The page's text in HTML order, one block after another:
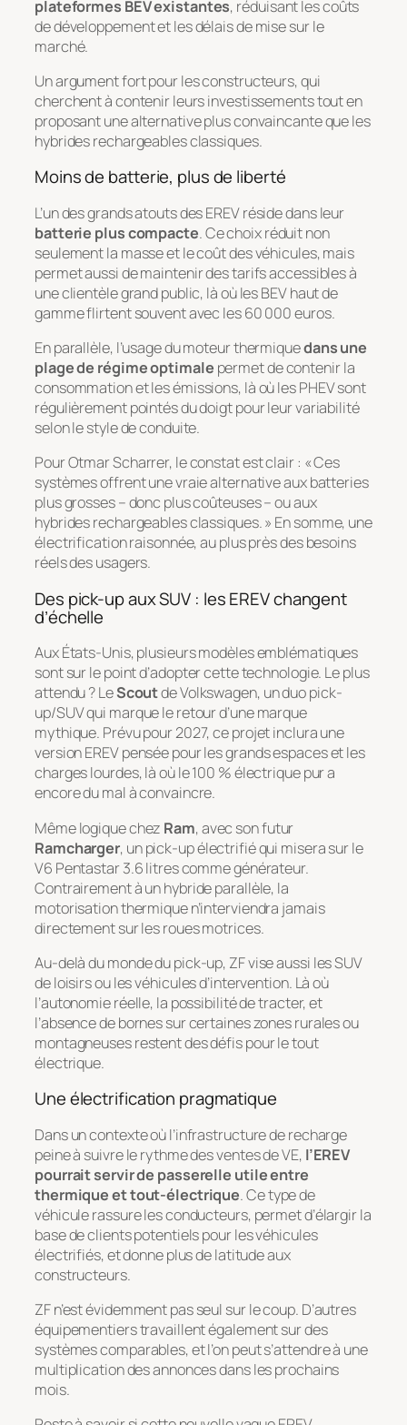
plateformes BEV existantes, réduisant les coûts
de développement et les délais de mise sur le
marché.
Un argument fort pour les constructeurs, qui
cherchent à contenir leurs investissements tout en
proposant une alternative plus convaincante que les
hybrides rechargeables classiques.
Moins de batterie, plus de liberté
L’un des grands atouts des EREV réside dans leur
batterie plus compacte. Ce choix réduit non
seulement la masse et le coût des véhicules, mais
permet aussi de maintenir des tarifs accessibles à
une clientèle grand public, là où les BEV haut de
gamme flirtent souvent avec les 60 000 euros.
En parallèle, l’usage du moteur thermiquedans une
plage de régime optimale permet de contenir la
consommation et les émissions, là où les PHEV sont
régulièrement pointés du doigt pour leur variabilité
selon le style de conduite.
Pour Otmar Scharrer, le constat est clair : « Ces
systèmes offrent une vraie alternative aux batteries
plus grosses – donc plus coûteuses – ou aux
hybrides rechargeables classiques. » En somme, une
électrification raisonnée, au plus près des besoins
réels des usagers.
Des pick-up aux SUV : les EREV changent
d’échelle
Aux États-Unis, plusieurs modèles emblématiques
sont sur le point d’adopter cette technologie. Le plus
attendu ? LeScoutde Volkswagen, un duo pick-
up/SUV qui marque le retour d’une marque
mythique. Prévu pour 2027, ce projet inclura une
version EREV pensée pour les grands espaces et les
charges lourdes, là où le 100 % électrique pur a
encore du mal à convaincre.
Même logique chez Ram, avec son futur
Ramcharger, un pick-up électrifié qui misera sur le
V6 Pentastar 3.6 litres comme générateur.
Contrairement à un hybride parallèle, la
motorisation thermique n’interviendra jamais
directement sur les roues motrices.
Au-delà du monde du pick-up, ZF vise aussi les SUV
de loisirs ou les véhicules d’intervention. Là où
l’autonomie réelle, la possibilité de tracter, et
l’absence de bornes sur certaines zones rurales ou
montagneuses restent des défis pour le tout
électrique.
Une électrification pragmatique
Dans un contexte où l’infrastructure de recharge
peine à suivre le rythme des ventes de VE, l’EREV
pourrait servir de passerelle utile entre
thermique et tout-électrique. Ce type de
véhicule rassure les conducteurs, permet d’élargir la
base de clients potentiels pour les véhicules
électrifiés, et donne plus de latitude aux
constructeurs.
ZF n’est évidemment pas seul sur le coup. D’autres
équipementiers travaillent également sur des
systèmes comparables, et l’on peut s’attendre à une
multiplication des annonces dans les prochains
mois.